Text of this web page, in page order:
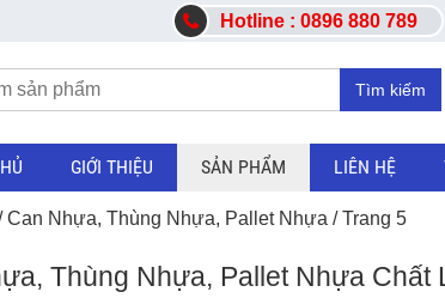
Hotline : 0896 880 789
Tìm kiếm
GIỚI THIỆU SẢN PHẨM LIÊN HỆ
Can Nhựa, Thùng Nhựa, Pallet Nhựa / Trang 5
Thùng Nhựa, Pallet Nhựa Chất